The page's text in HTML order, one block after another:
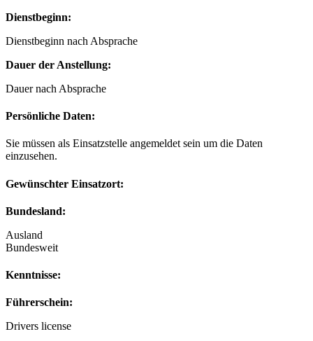
Dienstbeginn:
Dienstbeginn nach Absprache
Dauer der Anstellung:
Dauer nach Absprache
Persönliche Daten:
Sie müssen als Einsatzstelle angemeldet sein um die Daten
einzusehen.
Gewünschter Einsatzort:
Bundesland:
Ausland
Bundesweit
Kenntnisse:
Führerschein:
Drivers license